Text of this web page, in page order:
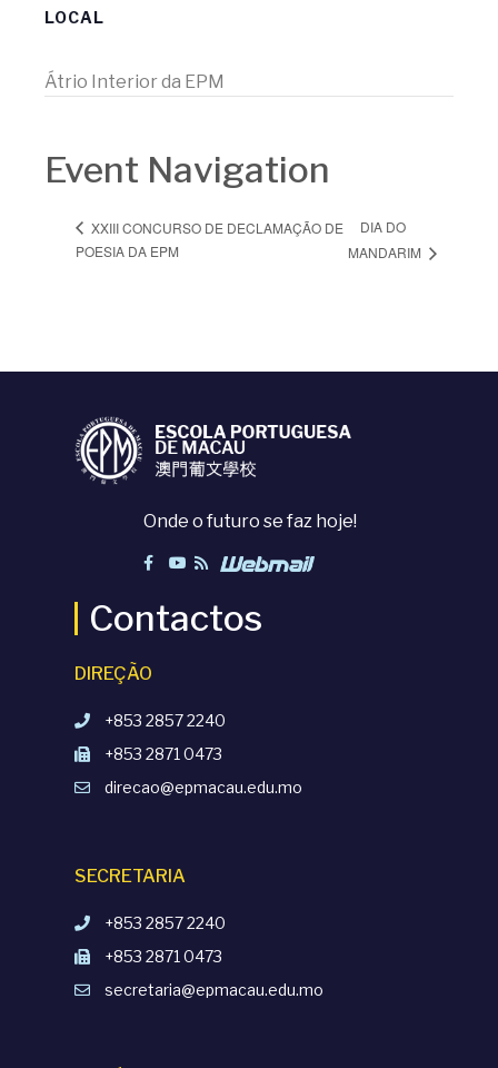
LOCAL
Átrio Interior da EPM
Event Navigation
XXIII CONCURSO DE DECLAMAÇÃO DE
POESIA DA EPM
DIA DO
MANDARIM
Onde o futuro se faz hoje!
Contactos
DIREÇÃO
+853 2857 2240
+853 2871 0473
direcao@epmacau.edu.mo
SECRETARIA
+853 2857 2240
+853 2871 0473
secretaria@epmacau.edu.mo